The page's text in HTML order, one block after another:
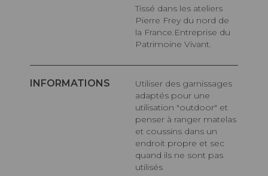
Tissé dans les ateliers
Pierre Frey du nord de
la France.Entreprise du
Patrimoine Vivant.
INFORMATIONS
Utiliser des garnissages
adaptés pour une
utilisation "outdoor" et
penser à ranger matelas
et coussins dans un
endroit propre et sec
quand ils ne sont pas
utilisés